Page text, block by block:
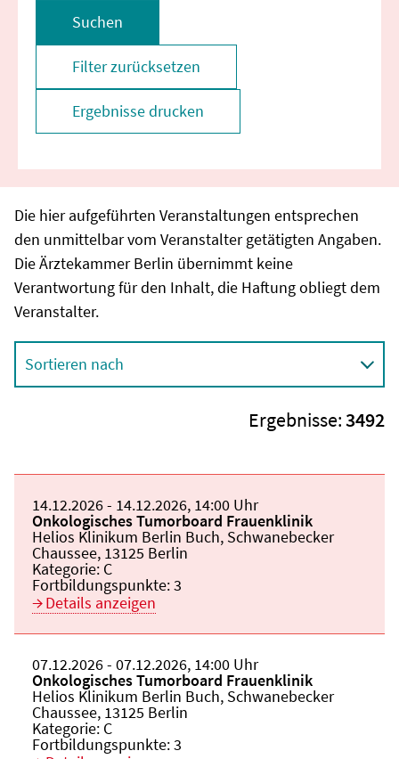
Suchen
Filter zurücksetzen
Ergebnisse drucken
Die hier aufgeführten Veranstaltungen entsprechen
den unmittelbar vom Veranstalter getätigten Angaben.
Die Ärztekammer Berlin übernimmt keine
Verantwortung für den Inhalt, die Haftung obliegt dem
Veranstalter.
Sortieren nach
Ergebnisse:3492
Beginn:
14.12.2026Ende und Anfangszeit:
- 14.12.2026, 14:00 Uhr
Veranstaltungstitel:
Onkologisches Tumorboard Frauenklinik
Veranstaltungsort:
Helios Klinikum Berlin Buch, Schwanebecker
Chaussee, 13125 Berlin
Kategorie: C
Fortbildungspunkte:3
Details anzeigen
Beginn:
07.12.2026Ende und Anfangszeit:
- 07.12.2026, 14:00 Uhr
Veranstaltungstitel:
Onkologisches Tumorboard Frauenklinik
Veranstaltungsort:
Helios Klinikum Berlin Buch, Schwanebecker
Chaussee, 13125 Berlin
Kategorie: C
Fortbildungspunkte:3